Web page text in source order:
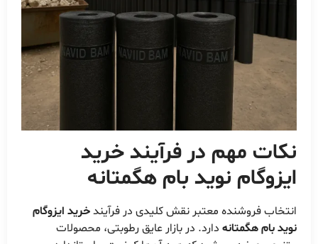
نکات مهم در فرآیندخرید
ایزوگام نوید بام هگمتانه
انتخاب فروشنده معتبر نقش کلیدی در فرآیندخرید ایزوگام
نوید بام هگمتانه دارد. در بازار عایق رطوبتی، محصولات